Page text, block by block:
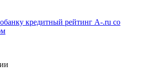
кредитный рейтинг А-.ru со